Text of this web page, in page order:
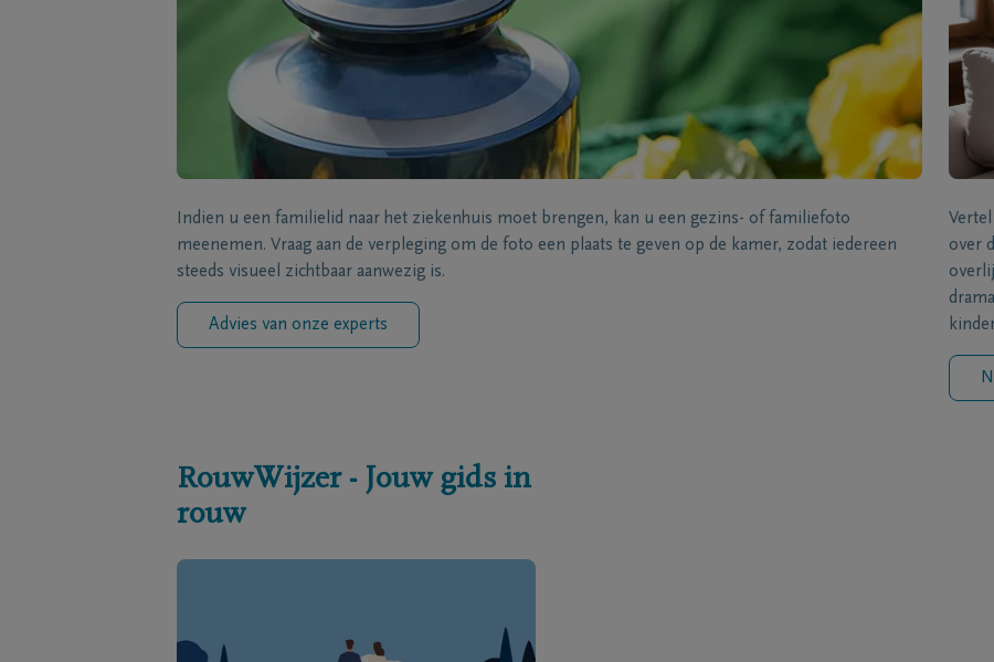
Indien u een familielid naar het ziekenhuis moet brengen, kan u een gezins- of familiefoto
meenemen. Vraag aan de verpleging om de foto een plaats te geven op de kamer, zodat iedereen
steeds visueel zichtbaar aanwezig is.
Advies van onze experts
over
RouwWijzer - Jouw gids in
rouw